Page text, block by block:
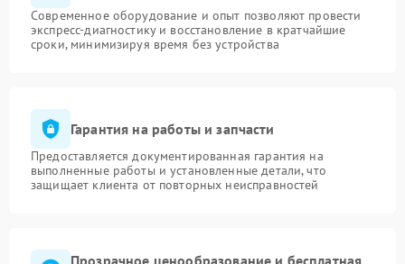
Современное оборудование и опыт позволяют провести
экспресс-диагностику и восстановление в кратчайшие
сроки, минимизируя время без устройства
Гарантия на работы и запчасти
Предоставляется документированная гарантия на
выполненные работы и установленные детали, что
защищает клиента от повторных неисправностей
Прозрачное ценообразование и бесплатная